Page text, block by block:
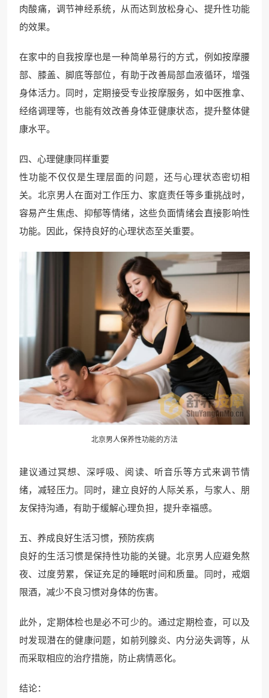
肉酸痛，调节神经系统，从而达到放松身心、提升性功能
的效果。
在家中的自我按摩也是一种简单易行的方式，例如按摩腰
部、膝盖、脚底等部位，有助于改善局部血液循环，增强
身体活力。同时，定期接受专业按摩服务，如中医推拿、
经络调理等，也能有效改善身体亚健康状态，提升整体健
康水平。
四、心理健康同样重要
性功能不仅仅是生理层面的问题，还与心理状态密切相
关。北京男人在面对工作压力、家庭责任等多重挑战时，
容易产生焦虑、抑郁等情绪，这些负面情绪会直接影响性
功能。因此，保持良好的心理状态至关重要。
北京男人保养性功能的方法
建议通过冥想、深呼吸、阅读、听音乐等方式来调节情
绪，减轻压力。同时，建立良好的人际关系，与家人、朋
友保持沟通，有助于缓解心理负担，提升幸福感。
五、养成良好生活习惯，预防疾病
良好的生活习惯是保持性功能的关键。北京男人应避免熬
夜、过度劳累，保证充足的睡眠时间和质量。同时，戒烟
限酒，减少不良习惯对身体的伤害。
此外，定期体检也是必不可少的。通过定期检查，可以及
时发现潜在的健康问题，如前列腺炎、内分泌失调等，从
而采取相应的治疗措施，防止病情恶化。
结论：